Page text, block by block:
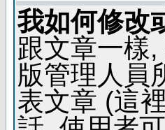
我如何修改
跟文章一樣
版管理人員
表文章 (這